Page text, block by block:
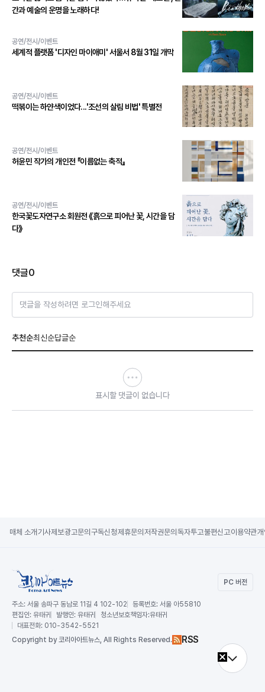
간과 예술의 운명을 노래하다!
공연/전시/이벤트
세계적 플랫폼 '디자인 마이애미' 서울서 8월 31일 개막
공연/전시/이벤트
떡볶이는 하얀색이었다...'조선의 살림 비법' 특별전
공연/전시/이벤트
허윤민 작가의 개인전 『이름없는 축적』
공연/전시/이벤트
한국꽃도자연구소 회원전 《흙으로 피어난 꽃, 시간을 담
다》
댓글0
댓글을 작성하려면 로그인해주세요
추천순최신순답글순
표시할 댓글이 없습니다
매체 소개 기사제보광고문의 구독신청제휴문의 저작권문의 독자투고불편신고이용약관
PC 버전
주소: 서울 송파구 동남로 11길 4 102-102 등록번호: 서울 아55810
편집인: 유태귀 발행인: 유태귀 청소년보호책임자:유태귀
대표전화: 010-3542-5521
Copyright by 코리아아트뉴스, All Rights Reserved. RSS